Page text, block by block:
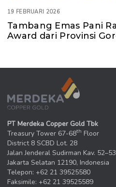
19 FEBRUARI 2026
Tambang Emas Pani
Award dari Provinsi
PT Merdeka Copper Gold Tbk
Treasury Tower 67-68th Floor
District 8 SCBD Lot. 28
Jalan Jenderal Sudirman Kav. 52–53
Jakarta Selatan 12190, Indonesia
Telepon: +62 21 39525580
Faksimile: +62 21 39525589